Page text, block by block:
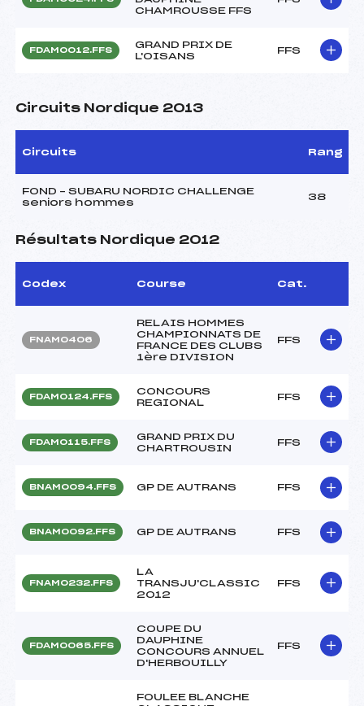
CHAMROUSSE FFS
FDAM0012.FFS
GRAND PRIX DE
L'OISANS
FFS
Circuits Nordique 2013
Circuits Rang
FOND – SUBARU NORDIC CHALLENGE
seniors hommes
38
Résultats Nordique 2012
Codex Course Cat.
FNAM0406
RELAIS HOMMES
CHAMPIONNATS DE
FRANCE DES CLUBS
1ère DIVISION
FFS
FDAM0124.FFS
CONCOURS
REGIONAL
FFS
FDAM0115.FFS
GRAND PRIX DU
CHARTROUSIN
FFS
BNAM0094.FFS GP DE AUTRANS FFS
BNAM0092.FFS GP DE AUTRANS FFS
FNAM0232.FFS
LA
TRANSJU'CLASSIC
2012
FFS
FDAM0065.FFS
COUPE DU
DAUPHINE
CONCOURS ANNUEL
D'HERBOUILLY
FFS
FOULEE BLANCHE